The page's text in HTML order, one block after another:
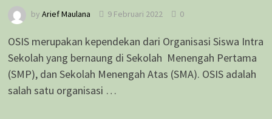
by Arief Maulana 9 Februari 2022 0
OSIS merupakan kependekan dari Organisasi Siswa Intra
Sekolah yang bernaung di Sekolah Menengah Pertama
(SMP), dan Sekolah Menengah Atas (SMA). OSIS adalah
salah satu organisasi …